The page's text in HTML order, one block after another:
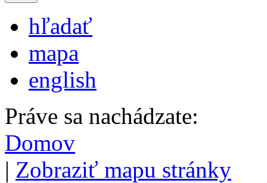
hľadať
mapa
english
Práve sa nachádzate:
Domov
| Zobraziť mapu stránky